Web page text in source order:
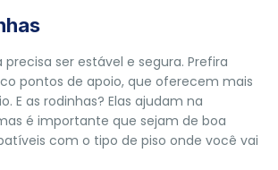
ser estável e segura. Prefira
pontos de apoio, que oferecem mais
E as rodinhas? Elas ajudam na
é importante que sejam de boa
com o tipo de piso onde você vai